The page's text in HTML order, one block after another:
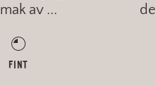
av ...
FINT